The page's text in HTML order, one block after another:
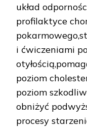
układ
profilaktyce
i ćwiczeniami
poziom
poziom
obniżyć
procesy